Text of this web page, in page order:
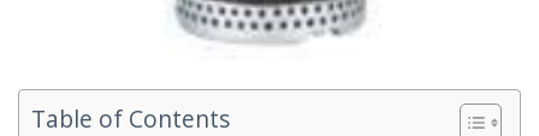
Table of Contents